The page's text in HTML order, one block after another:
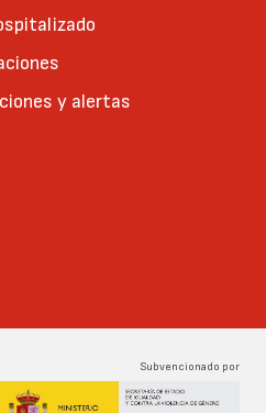
y alertas
Subvencionado por